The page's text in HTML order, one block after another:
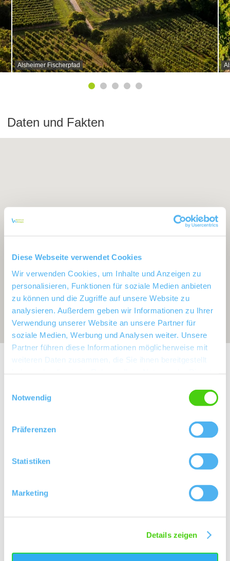
Diese Webseite verwendet Cookies
Wir verwenden Cookies, um Inhalte und Anzeigen zu
personalisieren, Funktionen für soziale Medien anbieten
zu können und die Zugriffe auf unsere Website zu
analysieren. Außerdem geben wir Informationen zu Ihrer
Verwendung unserer Website an unsere Partner für
soziale Medien, Werbung und Analysen weiter. Unsere
Partner führen diese Informationen möglicherweise mit
weiteren Daten zusammen, die Sie ihnen bereitgestellt
Notwendig
Präferenzen
Statistiken
Marketing
Details zeigen
Alsheimer Fischerpfad
Daten und Fakten
Exposition:
Region: Rheinblick